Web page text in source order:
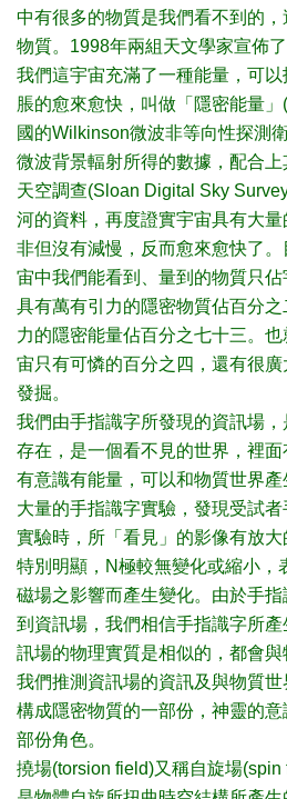
中有很多的物質是我們看不到的
物質。1998年兩組天文學家宣佈
我們這宇宙充滿了一種能量，可
脹的愈來愈快，叫做「隱密能量
國的Wilkinson微波非等向性探測
微波背景輻射所得的數據，配合
天空調查(Sloan Digital Sky
河的資料，再度證實宇宙具有大
非但沒有減慢，反而愈來愈快了
宙中我們能看到、量到的物質只佔
具有萬有引力的隱密物質佔百分之
力的隱密能量佔百分之七十三。
宙只有可憐的百分之四，還有很
發掘。
我們由手指識字所發現的資訊場
存在，是一個看不見的世界，裡
有意識有能量，可以和物質世界
大量的手指識字實驗，發現受試
實驗時，所「看見」的影像有放
特別明顯，N極較無變化或縮小，
磁場之影響而產生變化。由於手
到資訊場，我們相信手指識字所
訊場的物理實質是相似的，都會與
我們推測資訊場的資訊及與物質
構成隱密物質的一部份，神靈的
部份角色。
撓場(torsion field)又稱自旋場